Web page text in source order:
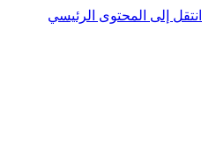
انتقل إلى المحتوى الرئيسي